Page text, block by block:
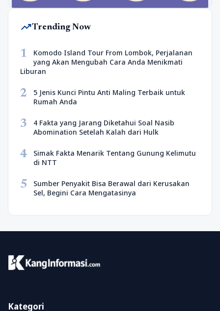
trending_upTrending Now
1
Komodo Island Tour From Lombok, Perjalanan
yang Akan Mengubah Cara Anda Menikmati
Liburan
2
5 Jenis Kunci Pintu Anti Maling Terbaik untuk
Rumah Anda
3
4 Fakta yang Jarang Diketahui Soal Nasib
Abomination Setelah Kalah dari Hulk
4
Simak Fakta Menarik Tentang Gunung Kelimutu
di NTT
5
Sumber Penyakit Bisa Berawal dari Kerusakan
Sel, Begini Cara Mengatasinya
Kategori